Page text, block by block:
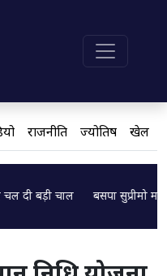
राजनीति ज्योतिष खेल
चाल Loading...
बसपा सुप्रीमो मायावती